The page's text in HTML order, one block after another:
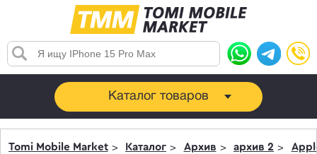
Каталог товаров
Tomi Mobile Market Каталог Архив архив 2